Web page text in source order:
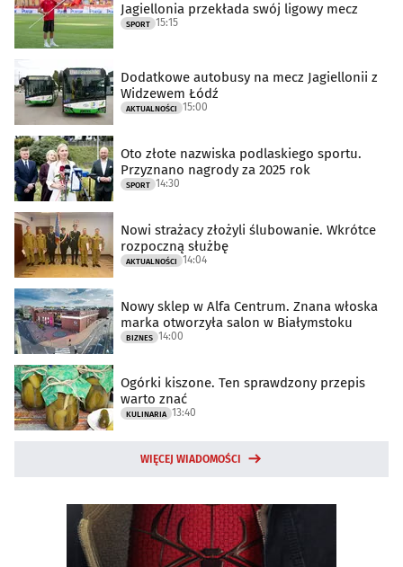
Jagiellonia przekłada swój ligowy mecz
SPORT 15:15
Dodatkowe autobusy na mecz Jagiellonii z
Widzewem Łódź
AKTUALNOŚCI 15:00
Oto złote nazwiska podlaskiego sportu.
Przyznano nagrody za 2025 rok
SPORT 14:30
Nowi strażacy złożyli ślubowanie. Wkrótce
rozpoczną służbę
AKTUALNOŚCI 14:04
Nowy sklep w Alfa Centrum. Znana włoska
marka otworzyła salon w Białymstoku
BIZNES 14:00
Ogórki kiszone. Ten sprawdzony przepis
warto znać
KULINARIA 13:40
WIĘCEJ WIADOMOŚCI